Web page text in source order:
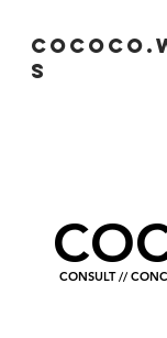
s
CONSULT //